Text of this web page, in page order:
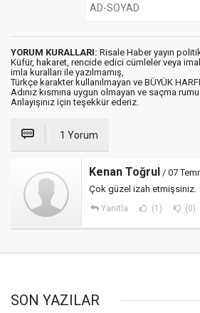
YORUM KURALLARI: Risale Haber yayın
Küfür, hakaret, rencide edici cümleler veya
imla kuralları ile yazılmamış,
Türkçe karakter kullanılmayan ve BÜYÜK
Adınız kısmına uygun olmayan ve saçma
Anlayışınız için teşekkür ederiz.
1 Yorum
Kenan Toğrul / 07
Çok güzel izah etmişsiniz.
Yanıtla (1) (0)
SON YAZILAR